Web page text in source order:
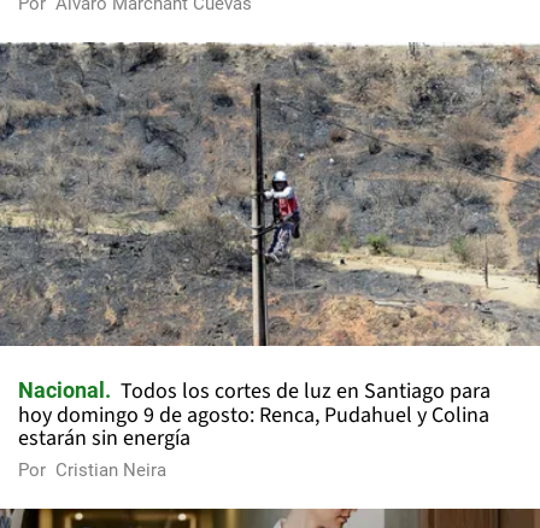
Nacional
Todos los cortes de luz en Santiago para
hoy domingo 9 de agosto: Renca, Pudahuel y Colina
estarán sin energía
Por Cristian Neira